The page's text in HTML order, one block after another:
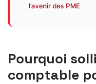
l’avenir des PME
Pourquoi
comptable